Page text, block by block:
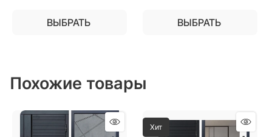
ВЫБРАТЬ ВЫБРАТЬ
Похожие товары
Хит